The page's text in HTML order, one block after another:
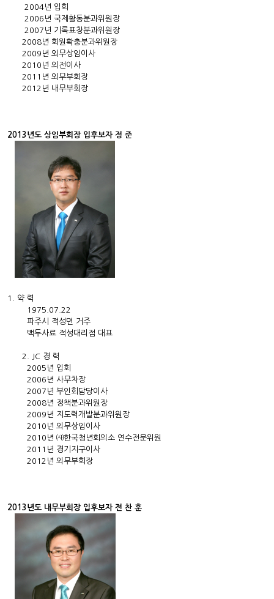
2004년 입회
2006년 국제활동분과위원장
2007년 기록표창분과위원장
2008년 회원확충분과위원장
2009년 외무상임이사
2010년 의전이사
2011년 외무부회장
2012년 내무부회장
2013년도 상임부회장 입후보자 정 준
1. 약 력
1975.07.22
파주시 적성면 거주
백두사료 적성대리점 대표
2. JC 경 력
2005년 입회
2006년 사무차장
2007년 부인회담당이사
2008년 정책분과위원장
2009년 지도력개발분과위원장
2010년 외무상임이사
2010년 ㈔한국청년회의소 연수전문위원
2011년 경기지구이사
2012년 외무부회장
2013년도 내무부회장 입후보자 전 찬 훈